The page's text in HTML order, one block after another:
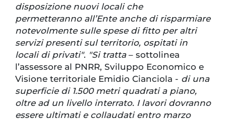
disposizione nuovi locali che
permetteranno all’Ente anche di risparmiare
notevolmente sulle spese di fitto per altri
servizi presenti sul territorio, ospitati in
locali di privati". "Si tratta– sottolinea
l’assessore al PNRR, Sviluppo Economico e
Visione territoriale Emidio Cianciola - di una
superficie di 1.500 metri quadrati a piano,
oltre ad un livello interrato. I lavori dovranno
essere ultimati e collaudati entro marzo